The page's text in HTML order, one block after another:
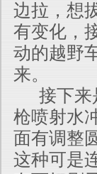
边拉，想
有变化，
动的越野
来。
接下来
枪喷射水
面有调整
这种可是